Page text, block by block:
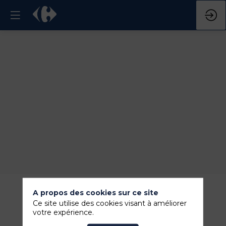
A propos des cookies sur ce site
Ce site utilise des cookies visant à améliorer
votre expérience.